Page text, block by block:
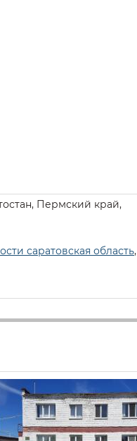
Пермский край,
саратовская область,